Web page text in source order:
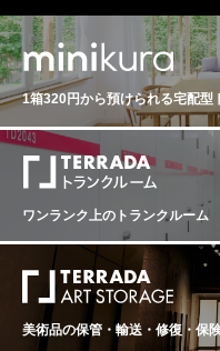
ロラクティ
の醸造原理
せることで
情熱と忍耐
生み出し、
く、優雅に時を
2013は、
ワールとシ
れた。シャ
は、ピノ・
ドネのエレ
現している。 「メゾンの偉大なヴィンテージの
実に、ル・
大陸性気候
キビしたワ
ン、セラーマスター ■テイステ
の輝きを持
1箱320円から預けられる宅配型
ワンランク上のトランクルーム
美術品の保管・輸送・修復・保